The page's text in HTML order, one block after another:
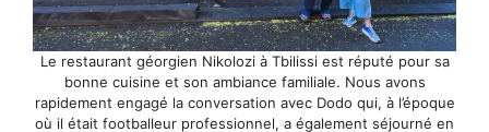
Le restaurant géorgien Nikolozi à Tbilissi est réputé pour sa
bonne cuisine et son ambiance familiale. Nous avons
rapidement engagé la conversation avec Dodo qui, à l’époque
où il était footballeur professionnel, a également séjourné en